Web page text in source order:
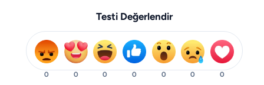
Testi Değerlendir
0 0 0 0 0 0 0